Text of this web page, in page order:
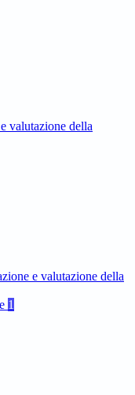
valutazione della
e valutazione della
1